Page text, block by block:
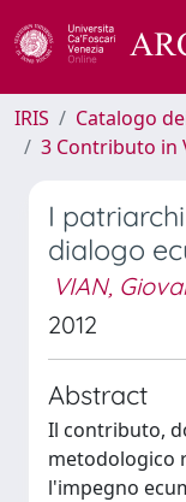
IRIS
Catalogo
3 Contributo in
I
dialogo
VIAN,
2012
Abstract
Il contributo,
metodologico
l'impegno